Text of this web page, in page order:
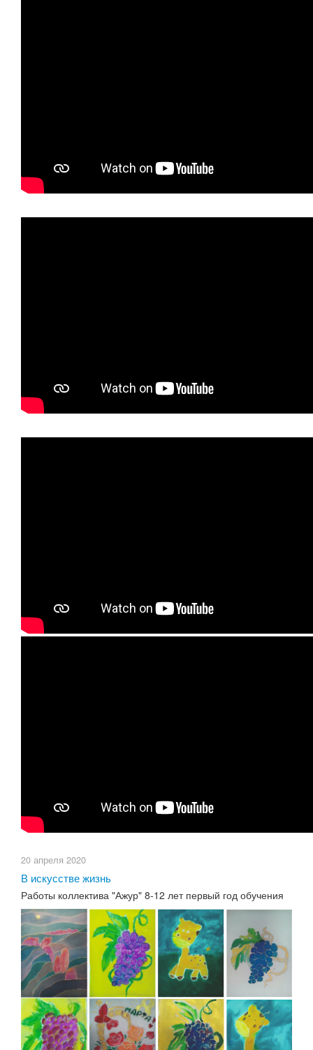
20 апреля 2020
В искусстве жизнь
Работы коллектива "Ажур" 8-12 лет первый год обучения